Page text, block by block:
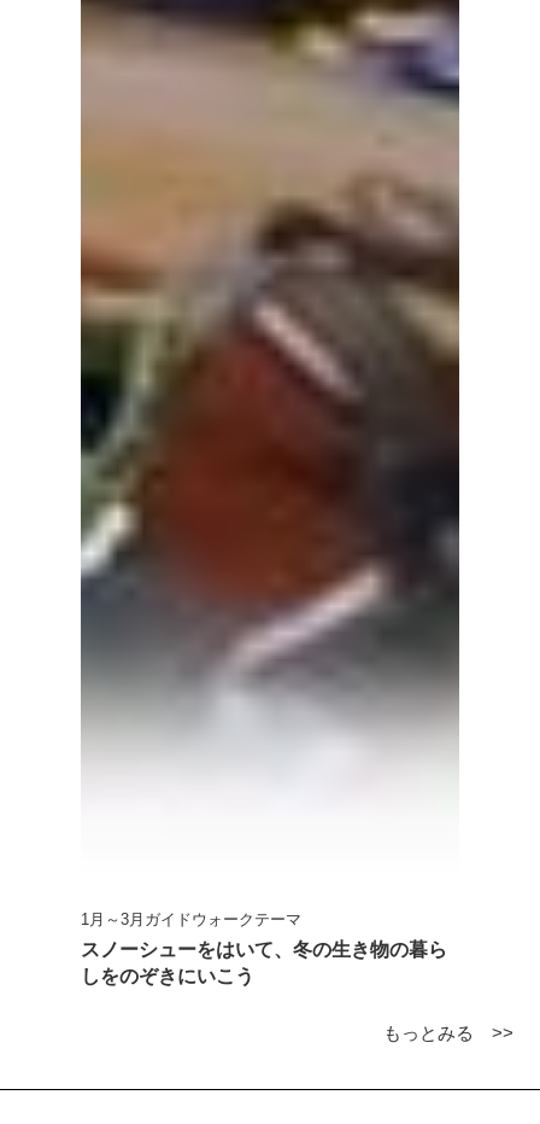
1月～3月ガイドウォークテーマ
スノーシューをはいて、冬の生き物の暮ら
しをのぞきにいこう
もっとみる >>